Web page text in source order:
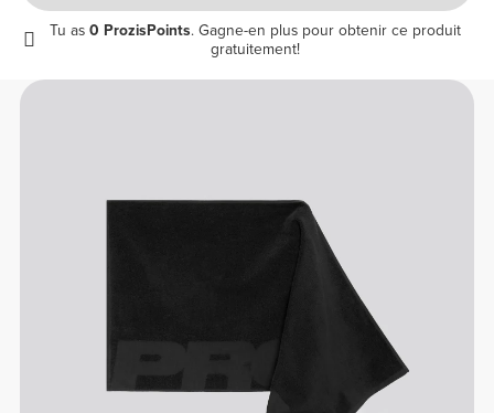
Tu as0 ProzisPoints. Gagne-en plus pour obtenir ce produit
gratuitement!